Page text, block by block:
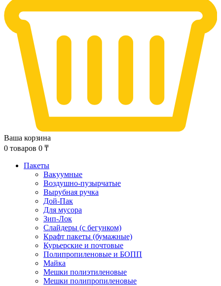
Ваша корзина
0 товаров 0 ₸
Пакеты
Вакуумные
Воздушно-пузырчатые
Вырубная ручка
Дой-Пак
Для мусора
Зип-Лок
Слайдеры (с бегунком)
Крафт пакеты (бумажные)
Курьерские и почтовые
Полипропиленовые и БОПП
Майка
Мешки полиэтиленовые
Мешки полипропиленовые